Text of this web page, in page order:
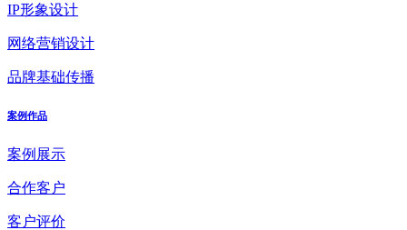
IP形象设计
网络营销设计
品牌基础传播
案例作品
案例展示
合作客户
客户评价